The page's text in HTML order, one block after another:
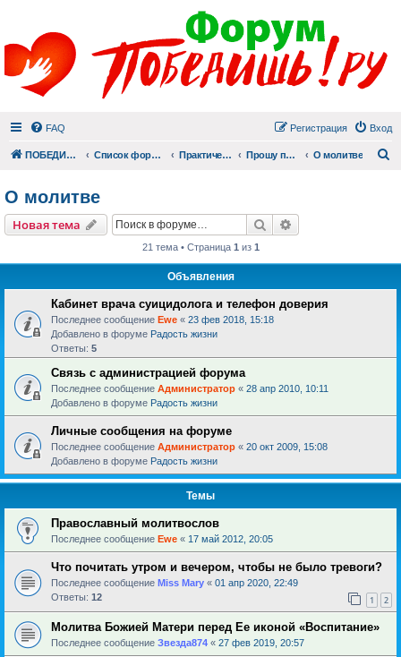
FAQ Вход
Регистрация
ПОБЕДИШЬ.РУ Список форумов Практический раздел Прошу помолиться О молитве
О молитве
Новая тема Поиск
21 тема • Страница 1 из 1
Объявления
Кабинет врача суицидолога и телефон доверия
Последнее сообщение Ewe « 23 фев 2018, 15:18
Добавлено в форуме Радость жизни
Ответы: 5
Связь с администрацией форума
Последнее сообщение Администратор « 28 апр 2010, 10:11
Добавлено в форуме Радость жизни
Личные сообщения на форуме
Последнее сообщение Администратор « 20 окт 2009, 15:08
Добавлено в форуме Радость жизни
Темы
Православный молитвослов
Последнее сообщение Ewe « 17 май 2012, 20:05
Что почитать утром и вечером, чтобы не было тревоги?
Последнее сообщение Miss Mary « 01 апр 2020, 22:49
Ответы: 12 1 2
Молитва Божией Матери перед Ее иконой «Воспитание»
Последнее сообщение Звезда874 « 27 фев 2019, 20:57